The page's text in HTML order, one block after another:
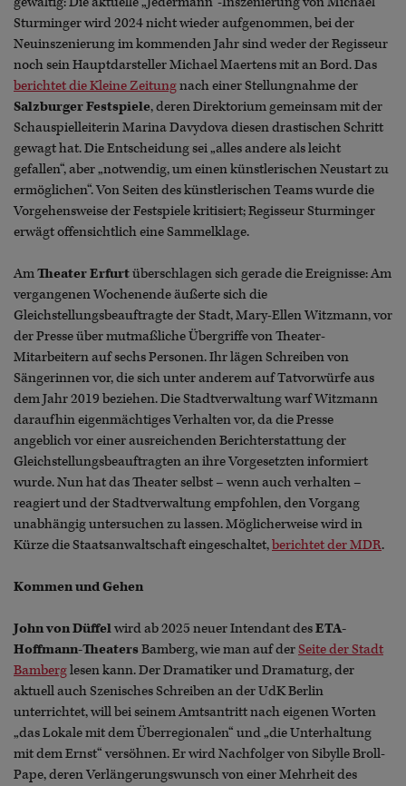
Sturminger wird 2024 nicht wieder aufgenommen, bei der
Neuinszenierung im kommenden Jahr sind weder der Regisseur
noch sein Hauptdarsteller Michael Maertens mit an Bord. Das
berichtet die Kleine Zeitungnach einer Stellungnahme der
Salzburger Festspiele, deren Direktorium gemeinsam mit der
Schauspielleiterin Marina Davydova diesen drastischen Schritt
gewagt hat. Die Entscheidung sei „alles andere als leicht
gefallen“, aber „notwendig, um einen künstlerischen Neustart zu
ermöglichen“. Von Seiten des künstlerischen Teams wurde die
Vorgehensweise der Festspiele kritisiert; Regisseur Sturminger
erwägt offensichtlich eine Sammelklage.
AmTheater Erfurtüberschlagen sich gerade die Ereignisse: Am
vergangenen Wochenende äußerte sich die
Gleichstellungsbeauftragte der Stadt, Mary-Ellen Witzmann, vor
der Presse über mutmaßliche Übergriffe von Theater-
Mitarbeitern auf sechs Personen. Ihr lägen Schreiben von
Sängerinnen vor, die sich unter anderem auf Tatvorwürfe aus
dem Jahr 2019 beziehen. Die Stadtverwaltung warf Witzmann
daraufhin eigenmächtiges Verhalten vor, da die Presse
angeblich vor einer ausreichenden Berichterstattung der
Gleichstellungsbeauftragten an ihre Vorgesetzten informiert
wurde. Nun hat das Theater selbst – wenn auch verhalten –
reagiert und der Stadtverwaltung empfohlen, den Vorgang
unabhängig untersuchen zu lassen. Möglicherweise wird in
Kürze die Staatsanwaltschaft eingeschaltet,berichtet der MDR.
Kommen und Gehen
John von Düffelwird ab 2025 neuer Intendant desETA-
Hoffmann-TheatersBamberg, wie man auf derSeite der Stadt
Bamberglesen kann. Der Dramatiker und Dramaturg, der
aktuell auch Szenisches Schreiben an der UdK Berlin
unterrichtet, will bei seinem Amtsantritt nach eigenen Worten
„das Lokale mit dem Überregionalen“ und „die Unterhaltung
mit dem Ernst“ versöhnen. Er wird Nachfolger von Sibylle Broll-
Pape, deren Verlängerungswunsch von einer Mehrheit des